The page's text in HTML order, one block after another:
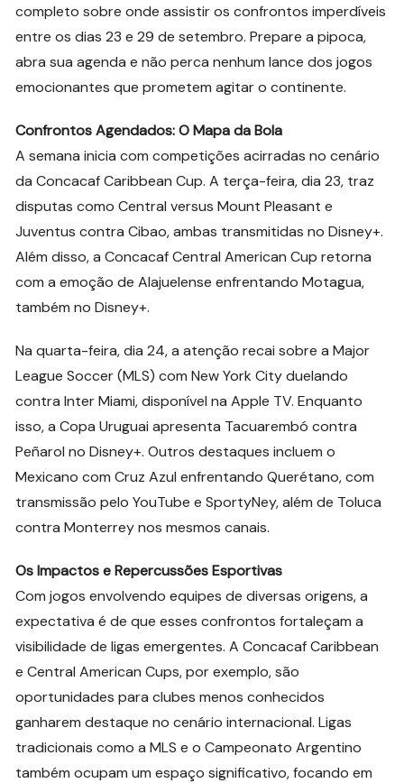
completo sobre onde assistir os confrontos imperdíveis
entre os dias 23 e 29 de setembro. Prepare a pipoca,
abra sua agenda e não perca nenhum lance dos jogos
emocionantes que prometem agitar o continente.
Confrontos Agendados: O Mapa da Bola
A semana inicia com competições acirradas no cenário
da Concacaf Caribbean Cup. A terça-feira, dia 23, traz
disputas como Central versus Mount Pleasant e
Juventus contra Cibao, ambas transmitidas no Disney+.
Além disso, a Concacaf Central American Cup retorna
com a emoção de Alajuelense enfrentando Motagua,
também no Disney+.
Na quarta-feira, dia 24, a atenção recai sobre a Major
League Soccer (MLS) com New York City duelando
contra Inter Miami, disponível na Apple TV. Enquanto
isso, a Copa Uruguai apresenta Tacuarembó contra
Peñarol no Disney+. Outros destaques incluem o
Mexicano com Cruz Azul enfrentando Querétano, com
transmissão pelo YouTube e SportyNey, além de Toluca
contra Monterrey nos mesmos canais.
Os Impactos e Repercussões Esportivas
Com jogos envolvendo equipes de diversas origens, a
expectativa é de que esses confrontos fortaleçam a
visibilidade de ligas emergentes. A Concacaf Caribbean
e Central American Cups, por exemplo, são
oportunidades para clubes menos conhecidos
ganharem destaque no cenário internacional. Ligas
tradicionais como a MLS e o Campeonato Argentino
também ocupam um espaço significativo, focando em